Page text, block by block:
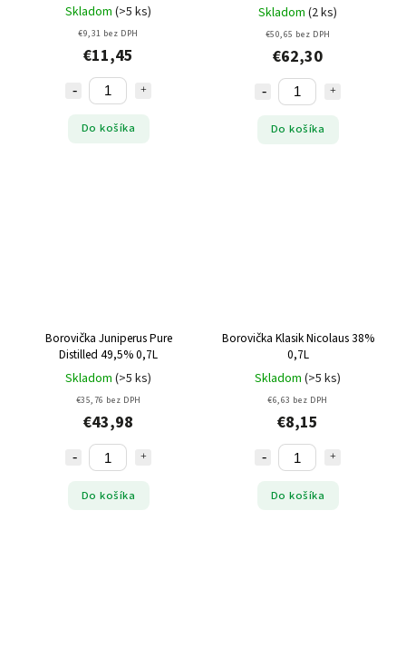
Skladom (>5 ks)
€9,31 bez DPH
€11,45
Do košíka
Skladom (2 ks)
€50,65 bez DPH
€62,30
Do košíka
Borovička Juniperus Pure
Distilled 49,5% 0,7L
Skladom (>5 ks)
€35,76 bez DPH
€43,98
Do košíka
Borovička Klasik Nicolaus 38%
0,7L
Skladom (>5 ks)
€6,63 bez DPH
€8,15
Do košíka